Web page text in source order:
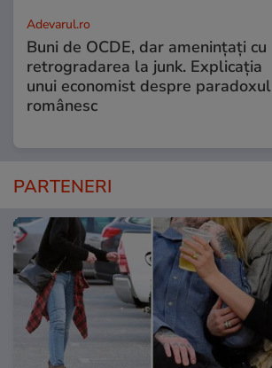
Adevarul.ro
Buni de OCDE, dar amenințați cu
retrogradarea la junk. Explicația
unui economist despre paradoxul
românesc
PARTENERI